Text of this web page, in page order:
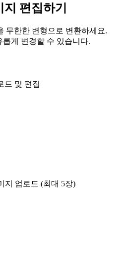
편집하기
무한한 변형으로 변환하세요.
롭게 변경할 수 있습니다.
드 및 편집
지 업로드 (최대 5장)